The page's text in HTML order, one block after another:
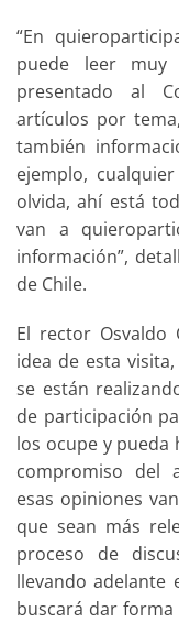
“En
puede leer
presentado al
artículos por
también
ejemplo,
olvida, ahí está
van a
información”,
de Chile.
El rector Osvaldo
idea de esta
se están
de participación
los ocupe y pueda
compromiso del
esas opiniones
que sean más
proceso de
llevando adelante
buscará dar